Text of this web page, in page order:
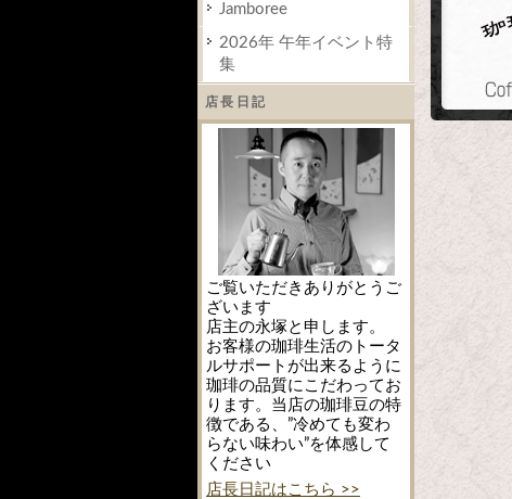
Jamboree
2026年 午年イベント特
集
店長日記
ご覧いただきありがとうご
ざいます
店主の永塚と申します。
お客様の珈琲生活のトータ
ルサポートが出来るように
珈琲の品質にこだわってお
ります。当店の珈琲豆の特
徴である、”冷めても変わ
らない味わい”を体感して
ください
店長日記はこちら >>